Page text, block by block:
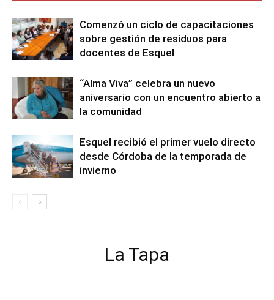
Comenzó un ciclo de capacitaciones
sobre gestión de residuos para
docentes de Esquel
“Alma Viva” celebra un nuevo
aniversario con un encuentro abierto a
la comunidad
Esquel recibió el primer vuelo directo
desde Córdoba de la temporada de
invierno
La Tapa